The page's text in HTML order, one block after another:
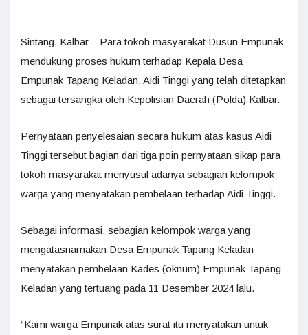
Sintang, Kalbar – Para tokoh masyarakat Dusun Empunak
mendukung proses hukum terhadap Kepala Desa
Empunak Tapang Keladan, Aidi Tinggi yang telah ditetapkan
sebagai tersangka oleh Kepolisian Daerah (Polda) Kalbar.
Pernyataan penyelesaian secara hukum atas kasus Aidi
Tinggi tersebut bagian dari tiga poin pernyataan sikap para
tokoh masyarakat menyusul adanya sebagian kelompok
warga yang menyatakan pembelaan terhadap Aidi Tinggi.
Sebagai informasi, sebagian kelompok warga yang
mengatasnamakan Desa Empunak Tapang Keladan
menyatakan pembelaan Kades (oknum) Empunak Tapang
Keladan yang tertuang pada 11 Desember 2024 lalu.
“Kami warga Empunak atas surat itu menyatakan untuk